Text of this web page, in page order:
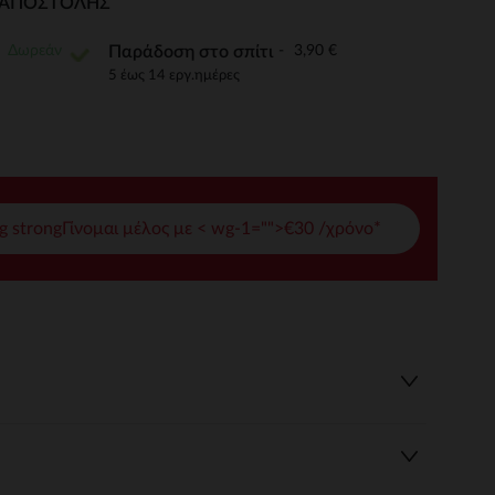
να διαχειριστείτε τις ρυθμίσεις απορρήτου,
ΑΠΟΣΤΟΛΉΣ
Παράδοση στο σπίτι 3,90 €
5 έως 14 εργ.ημέρες
strongΓίνομαι μέλος με < wg-1="">€30 /χρόνο*